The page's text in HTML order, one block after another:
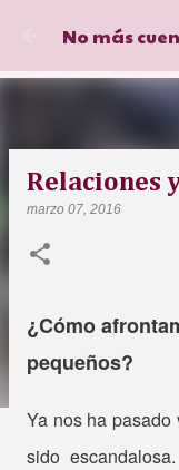
No más
Relaciones
marzo 07, 2016
¿Cómo
pequeños?
Ya nos ha pasado
sido